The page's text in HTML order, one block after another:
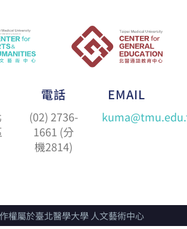
電話
(02) 2736-
1661 (分
機2814)
EMAIL
權屬於臺北醫學大學 人文藝術中心